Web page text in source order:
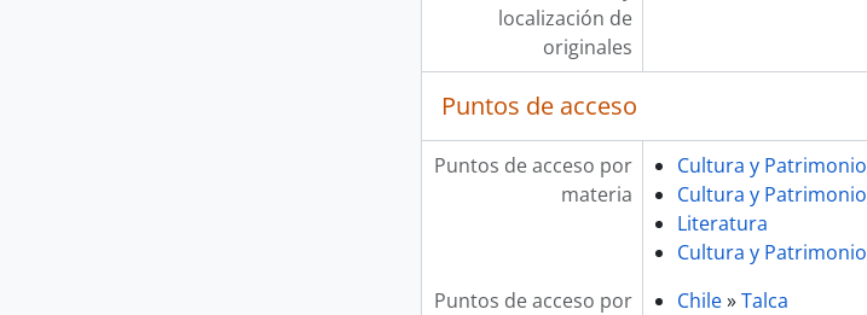
localización de
originales
Puntos de acceso
Puntos de acceso por
materia
Cultura y Patrimonio
Cultura y Patrimonio
Literatura
Cultura y Patrimonio
Puntos de acceso por
Chile»Talca